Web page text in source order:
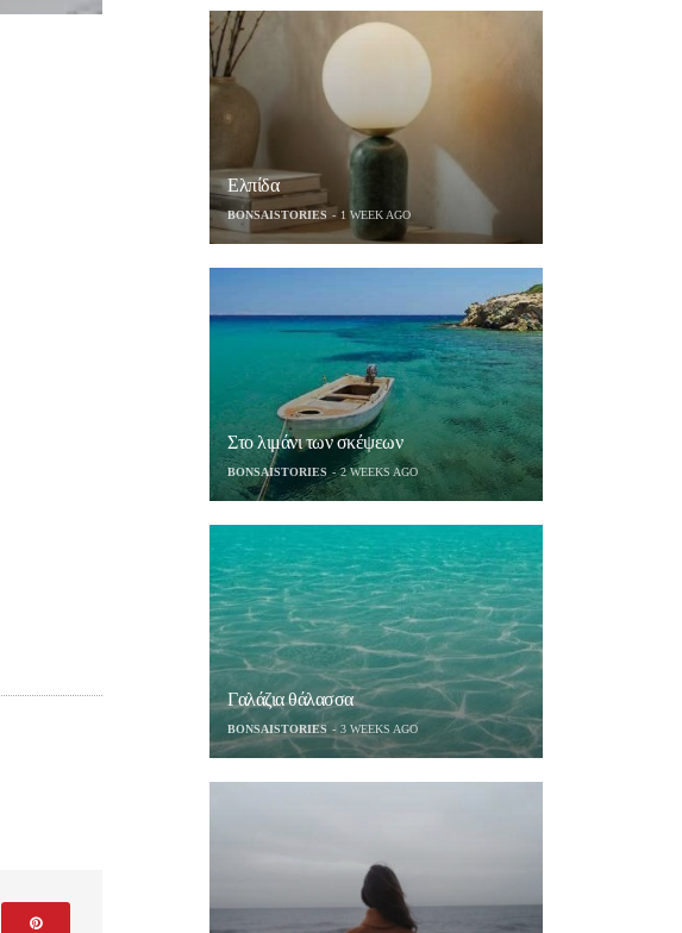
Ελπίδα
BONSAISTORIES 1 WEEK AGO
Στο λιμάνι των σκέψεων
BONSAISTORIES 2 WEEKS AGO
Γαλάζια θάλασσα
BONSAISTORIES 3 WEEKS AGO